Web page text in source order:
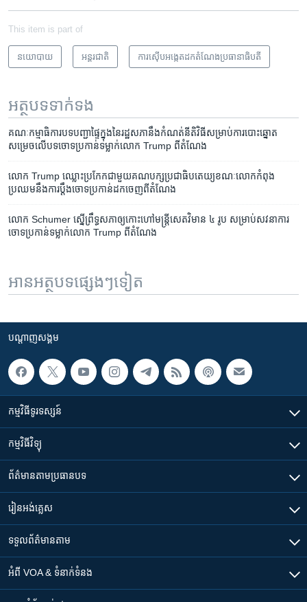
This item is part of
នយោបាយ អន្តរជាតិ ការស៊ើបអង្កេតដកតំណែងប្រធានាធិបតី
អត្ថបទ​ទាក់ទង
គណៈកម្មាធិការ​បទ​បញ្ជា​ផ្ទៃ​ក្នុង​នៃ​រដ្ឋសភា​នឹង​កំណត់​នីតិវិធី​សម្រាប់​ការ​បោះ​ឆ្នោត​
សម្រេច​លើ​បទ​ចោទ​ប្រកាន់​ទម្លាក់​លោក Trump ពី​តំណែង
លោក Trump ឈ្លោះ​ប្រកែក​ជាមួយ​គណបក្ស​ប្រជាធិបតេយ្យ​ខណៈ​លោក​កំពុង​
ប្រឈម​នឹង​ការប្តឹង​ចោទ​ប្រកាន់​ដក​ចេញ​ពី​តំណែង
លោក Schumer ស្នើ​ព្រឹទ្ធសភា​ឲ្យ​កោះ​ហៅ​មន្ត្រី​សេតវិមាន ៤ រូប សម្រាប់​សវនាការ​
ចោទ​ប្រកាន់​ទម្លាក់​លោក Trump ពី​តំណែង
អានអត្ថបទផ្សេងៗទៀត
បណ្តាញ​សង្គម
កម្មវិធី​ទូរទស្សន៍
កម្មវិធី​វិទ្យុ
ព័ត៌មាន​តាមប្រធានបទ​
រៀន​​អង់គ្លេស
ទទួល​ព័ត៌មាន​តាម
អំពី​ VOA & ទំនាក់ទំនង